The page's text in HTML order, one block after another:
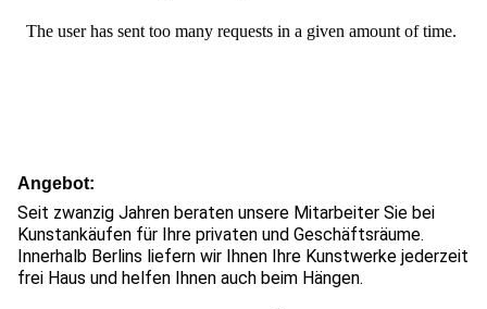
Kontakt
Angebot
Seit zwanzig Jahren beraten unsere Mitarbeiter Sie bei
Kunstankäufen für Ihre privaten und Geschäftsräume.
Innerhalb Berlins liefern wir Ihnen Ihre Kunstwerke jederzeit
frei Haus und helfen Ihnen auch beim Hängen.